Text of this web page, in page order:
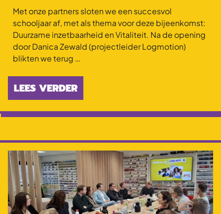
Met onze partners sloten we een succesvol
schooljaar af, met als thema voor deze bijeenkomst:
Duurzame inzetbaarheid en Vitaliteit. Na de opening
door Danica Zewald (projectleider Logmotion)
blikten we terug …
LEES VERDER